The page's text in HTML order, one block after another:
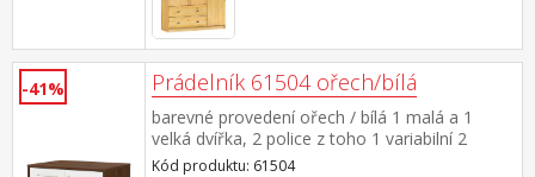
-41% Prádelník 61504 ořech/bílá
barevné provedení ořech / bílá 1 malá a 1
velká dvířka, 2 police z toho 1 variabilní 2
zásuvky, hloubka zásuvky 30 cm
Kód produktu: 61504